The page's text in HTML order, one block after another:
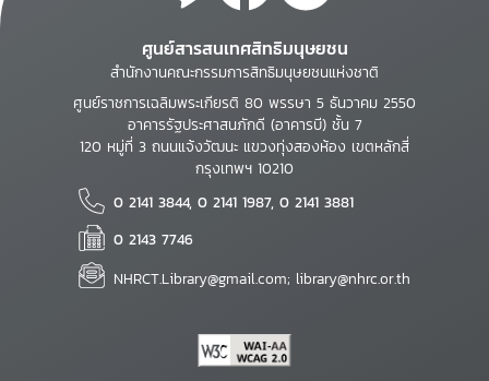
ศูนย์สารสนเทศสิทธิมนุษยชน
สำนักงานคณะกรรมการสิทธิมนุษยชนแห่งชาติ
ศูนย์ราชการเฉลิมพระเกียรติ 80 พรรษา 5 ธันวาคม 2550
อาคารรัฐประศาสนภักดี (อาคารบี) ชั้น 7
120 หมู่ที่ 3 ถนนแจ้งวัฒนะ แขวงทุ่งสองห้อง เขตหลักสี่
กรุงเทพฯ 10210
0 2141 3844, 0 2141 1987, 0 2141 3881
0 2143 7746
NHRCT.Library@gmail.com; library@nhrc.or.th